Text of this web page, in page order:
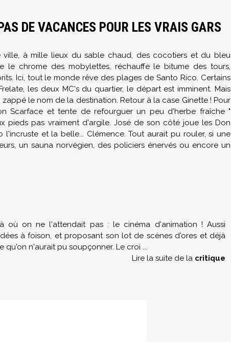
DE VACANCES POUR LES VRAIS GARS
ville, à mille lieux du sable chaud, des cocotiers et du bleu
le chrome des mobylettes, réchauffe le bitume des tours,
Ici, tout le monde rêve des plages de Santo Rico. Certains
les deux MC's du quartier, le départ est imminent. Mais
le nom de la destination. Retour à la case Ginette ! Pour
Scarface et tente de refourguer un peu d'herbe fraîche "
pieds pas vraiment d'argile. José de son côté joue les Don
et la belle... Clémence. Tout aurait pu rouler, si une
un sauna norvégien, des policiers énervés ou encore un
où on ne l'attendait pas : le cinéma d'animation ! Aussi
à foison, et proposant son lot de scènes d'ores et déjà
qu'on n'aurait pu soupçonner. Le croi ...
Lire la suite de la critique